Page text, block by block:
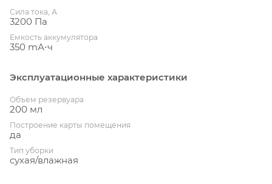
Сила тока, А
3200 Па
Емкость аккумулятора
350 mА⋅ч
Эксплуатационные характеристики
Объем резервуара
200 мл
Построение карты помещения
да
Тип уборки
сухая/влажная